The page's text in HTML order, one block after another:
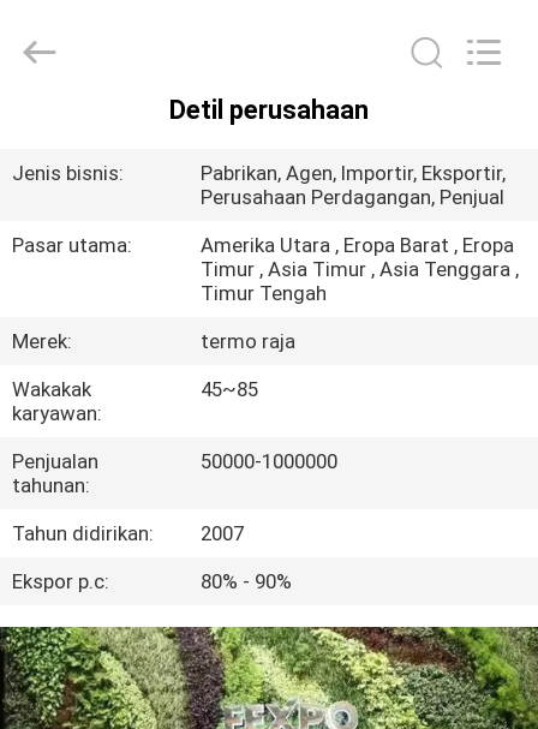
TUR
KONTROL
HUBUNGI
KAMI
INDUSTRY
Detil perusahaan
Jenis bisnis:
Pabrikan, Agen, Importir, Eksportir,
Perusahaan Perdagangan, Penjual
Pasar utama:
Amerika Utara , Eropa Barat , Eropa
Timur , Asia Timur , Asia Tenggara ,
Timur Tengah
Merek:
termo raja
Wakakak
karyawan:
45~85
Penjualan
tahunan:
50000-1000000
Tahun didirikan:
2007
Ekspor p.c:
80% - 90%